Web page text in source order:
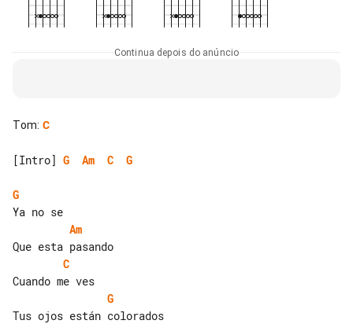
Continua depois do anúncio
Tom: C
[Intro] G Am C G
G
Am
C
G